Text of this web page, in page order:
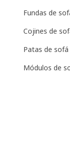
Fundas de
Cojines de
Patas de
Módulos de